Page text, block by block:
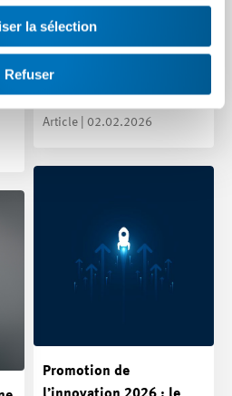
la sélection
Refuser
pression
La force d’innovation des
industries high-tech revêt
une importance capitale pour
la création de…
Article | 02.02.2026
Promotion de